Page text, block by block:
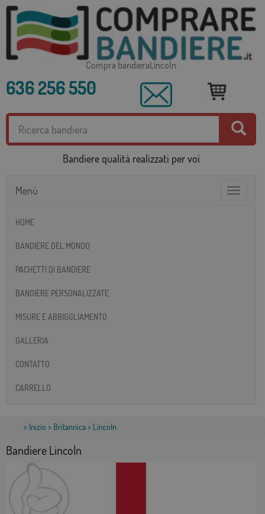
Compra bandieraLincoln
636 256 550
Bandiere qualità realizzati per voi
Toggle
Menú
HOME
BANDIERE DEL MONDO
PACHETTI DI BANDIERE
BANDIERE PERSONALIZZATE
MISURE E ABBIGGLIAMENTO
GALLERIA
CONTATTO
CARRELLO
> Inizio > Britannica> Lincoln
Bandiere Lincoln